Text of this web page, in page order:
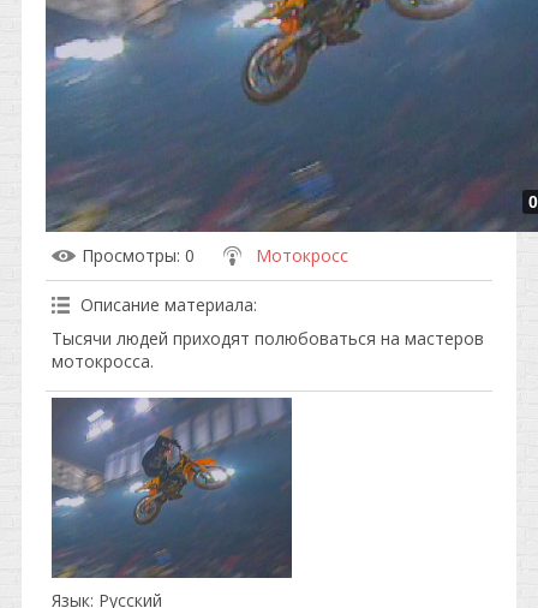
Просмотры: 0 Мотокросс
Описание материала:
Тысячи людей приходят полюбоваться на мастеров
мотокросса.
Язык: Русский